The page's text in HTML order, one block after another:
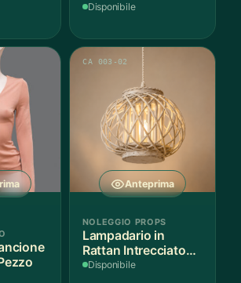
Disponibile
Anteprima
CA 003-02
NOLEGGIO PROPS
Lampadario in
Rattan Intrecciato
Bianco
Disponibile